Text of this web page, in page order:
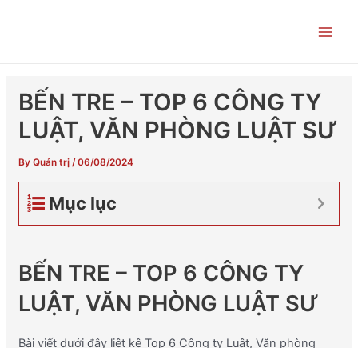
BẾN TRE – TOP 6 CÔNG TY
LUẬT, VĂN PHÒNG LUẬT SƯ
By Quản trị /06/08/2024
Mục lục
BẾN TRE – TOP 6 CÔNG TY
LUẬT, VĂN PHÒNG LUẬT SƯ
Bài viết dưới đây liệt kê Top 6 Công ty Luật, Văn phòng